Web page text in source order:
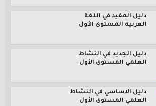
دليل المفيد في اللغة
العربية المستوى الأول
دليل الجديد في النشاط
العلمي المستوى الأول
دليل الاساسي في النشاط
العلمي المستوى الأول